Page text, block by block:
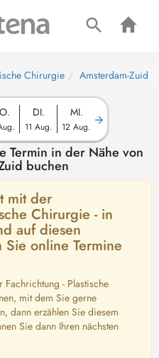
Chirurgie Amsterdam-Zuid
DI.
11 Aug.
MI.
12 Aug.
Termin in der Nähe von
buchen
mit der
Chirurgie - in
auf diesen
online Termine
- Plastische
mit dem Sie gerne
dann erzählen Sie diesem
Sie dann Ihren nächsten